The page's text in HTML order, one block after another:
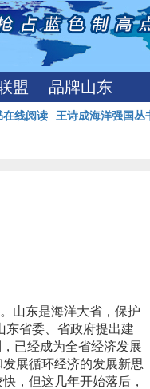
盟 品牌山东
线阅读 王诗成海洋强国丛
山东是海洋大省，保护
东省委、省政府提出建
已经成为全省经济发展
展循环经济的发展新思
，但这几年开始落后，